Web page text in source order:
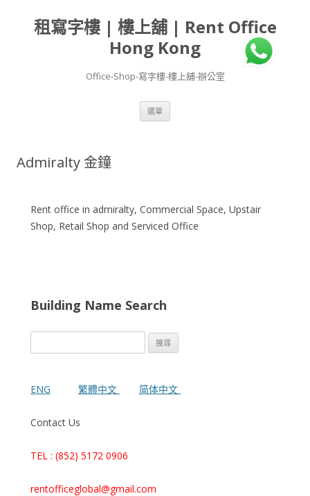
租寫字樓 | 樓上舖 | Rent Office
Hong Kong
Office-Shop-寫字樓-樓上舖-辦公室
選單
Admiralty 金鐘
Rent office in admiralty, Commercial Space, Upstair
Shop, Retail Shop and Serviced Office
Building Name Search
尋
鍵
ENG 繁體中文 简体中文
Contact Us
TEL : (852) 5172 0906
rentofficeglobal@gmail.com